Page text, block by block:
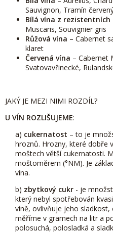
Sauvignon, Tramín
Bílá vína z rezistentních
Muscaris, Souvignier gris
Růžová vína – Cabernet
klaret
Červená vína – Cabernet
Svatovavřinecké,
JAKÝ JE MEZI NIMI ROZDÍL?
U VÍN ROZLIŠUJEME:
a) cukernatost – to je
hroznů. Hrozny, které dobře
moštech větší cukernatosti.
moštoměrem (°NM). Je
vína.
b) zbytkový cukr - je
který nebyl spotřebován
víně, ovlivňuje jeho sladkost,
měříme v gramech na litr a
polosuchá, polosladká a